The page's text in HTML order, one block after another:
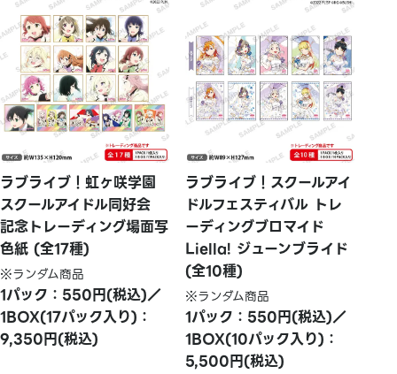
ラブライブ！虹ヶ咲学園
スクールアイドル同好会
記念トレーディング場面写
色紙 (全17種)
※ランダム商品
1パック：550円(税込)／
1BOX(17パック入り)：
9,350円(税込)
ラブライブ！スクールアイ
ドルフェスティバル トレ
ーディングブロマイド
Liella! ジューンブライド
(全10種)
※ランダム商品
1パック：550円(税込)／
1BOX(10パック入り)：
5,500円(税込)